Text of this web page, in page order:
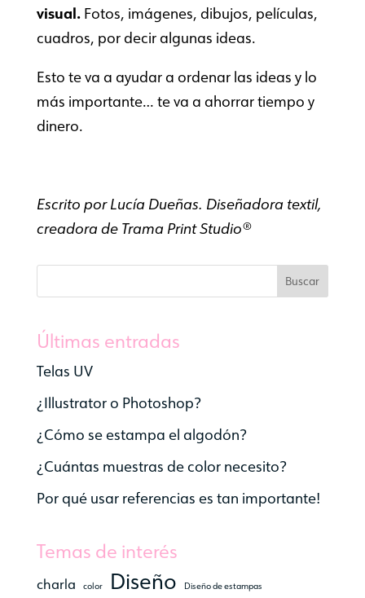
visual.Fotos, imágenes, dibujos, películas,
cuadros, por decir algunas ideas.
Esto te va a ayudar a ordenar las ideas y lo
más importante… te va a ahorrar tiempo y
dinero.
Escrito por Lucía Dueñas. Diseñadora textil,
creadora de Trama Print Studio®
Buscar
Últimas entradas
Telas UV
¿Illustrator o Photoshop?
¿Cómo se estampa el algodón?
¿Cuántas muestras de color necesito?
Por qué usar referencias es tan importante!
Temas de interés
charla color Diseño Diseño de estampas